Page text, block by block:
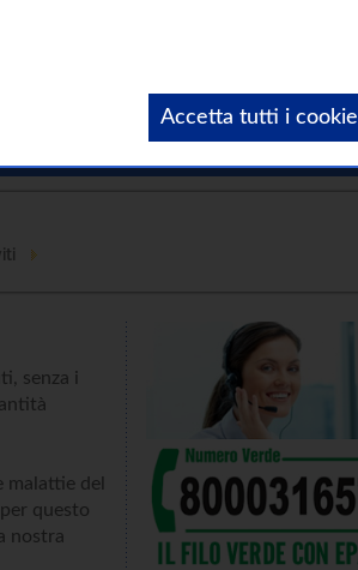
senza i
malattie del
questo
nostra
Accetta tutti i cookie